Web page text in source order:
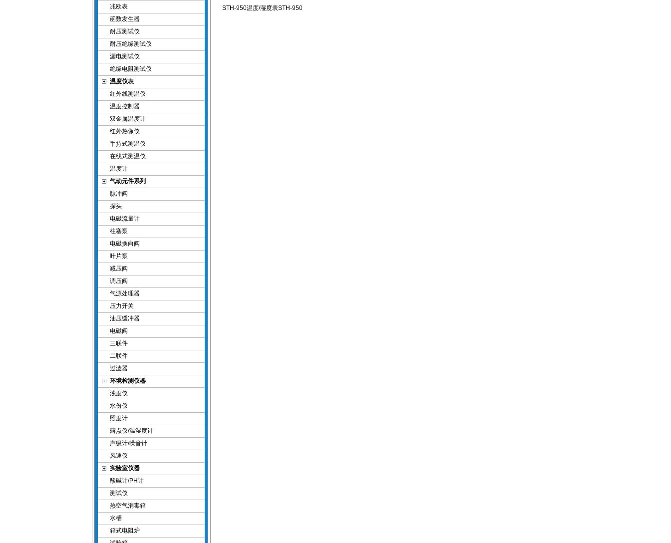
兆欧表
函数发生器
耐压测试仪
耐压绝缘测试仪
漏电测试仪
绝缘电阻测试仪
温度仪表
红外线测温仪
温度控制器
双金属温度计
红外热像仪
手持式测温仪
在线式测温仪
温度计
气动元件系列
脉冲阀
探头
电磁流量计
柱塞泵
电磁换向阀
叶片泵
减压阀
调压阀
气源处理器
压力开关
油压缓冲器
电磁阀
三联件
二联件
过滤器
环境检测仪器
浊度仪
水份仪
照度计
露点仪/温湿度计
声级计/噪音计
风速仪
实验室仪器
酸碱计/PH计
测试仪
热空气消毒箱
水槽
箱式电阻炉
STH-950温度/湿度表STH-950